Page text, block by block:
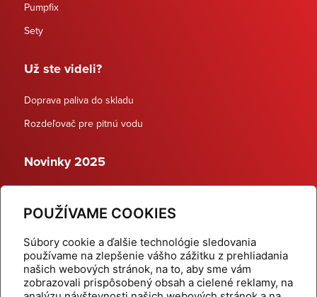
POUŽÍVAME COOKIES
Súbory cookie a ďalšie technológie sledovania
používame na zlepšenie vášho zážitku z prehliadania
našich webových stránok, na to, aby sme vám
zobrazovali prispôsobený obsah a cielené reklamy, na
Pumpfix
Sety
Už ste videli?
Doprava paliva do skladu
Rozdeľovač pre pitnú vodu
Novinky 2025
Dynamické termostatické ventily
Domov Produkty